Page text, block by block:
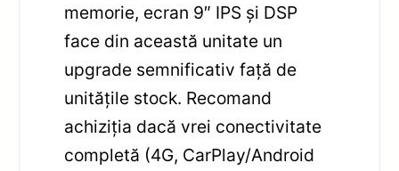
memorie, ecran 9″ IPS și DSP
face din această unitate un
upgrade semnificativ față de
unitățile stock. Recomand
achiziția dacă vrei conectivitate
completă (4G, CarPlay/Android